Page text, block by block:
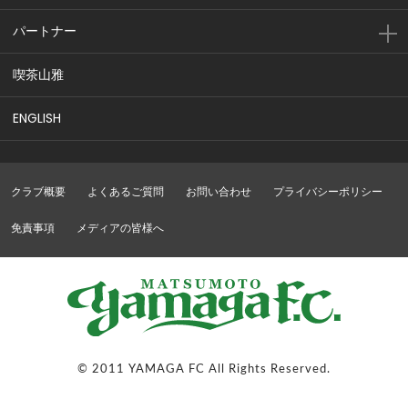
パートナー
喫茶山雅
ENGLISH
クラブ概要 よくあるご質問 お問い合わせ プライバシーポリシー
免責事項 メディアの皆様へ
© 2011 YAMAGA FC All Rights Reserved.